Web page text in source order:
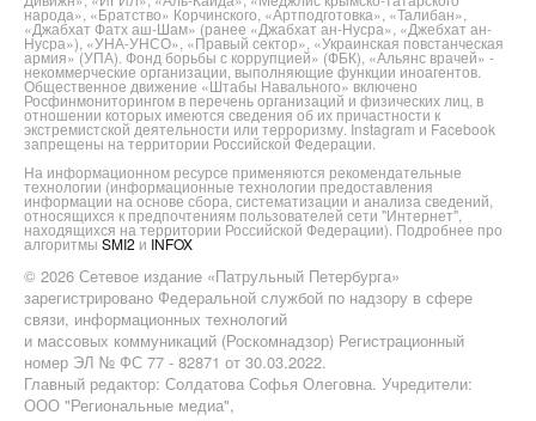
народа», «Братство» Корчинского, «Артподготовка», «Талибан»,
«Джабхат Фатх аш-Шам» (ранее «Джабхат ан-Нусра», «Джебхат ан-
Нусра»), «УНА-УНСО», «Правый сектор», «Украинская повстанческая
армия» (УПА). Фонд борьбы с коррупцией» (ФБК), «Альянс врачей» -
некоммерческие организации, выполняющие функции иноагентов.
Общественное движение «Штабы Навального» включено
Росфинмониторингом в перечень организаций и физических лиц, в
отношении которых имеются сведения об их причастности к
экстремистской деятельности или терроризму. Instagram и Facebook
запрещены на территории Российской Федерации.
На информационном ресурсе применяются рекомендательные
технологии (информационные технологии предоставления
информации на основе сбора, систематизации и анализа сведений,
относящихся к предпочтениям пользователей сети "Интернет",
находящихся на территории Российской Федерации). Подробнее про
алгоритмы SMI2 и INFOX
© 2026 Сетевое издание «Патрульный Петербурга»
зарегистрировано Федеральной службой по надзору в сфере
связи, информационных технологий
и массовых коммуникаций (Роскомнадзор) Регистрационный
номер ЭЛ № ФС 77 - 82871 от 30.03.2022.
Главный редактор: Солдатова Софья Олеговна. Учредители:
ООО "Региональные медиа",